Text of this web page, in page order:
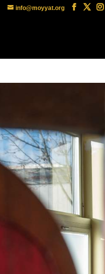
info@moyyat.org